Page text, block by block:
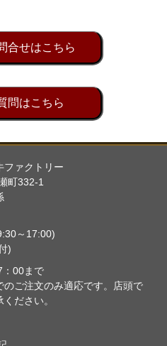
合せはこちら
問はこちら
ァクトリー
町332-1
～17:00)
)
00まで
ご注文のみ適応です。店頭で
ださい。